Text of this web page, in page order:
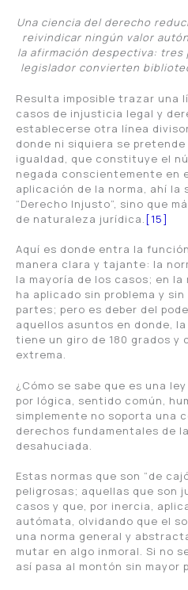
Una ciencia del derecho
reivindicar ningún valor
la afirmación despectiva:
legislador convierten
Resulta imposible trazar una
casos de injusticia legal y
establecerse otra línea
donde ni siquiera se
igualdad, que constituye el
negada conscientemente en
aplicación de la norma, ahí la
“Derecho Injusto”, sino que
de naturaleza jurídica. [15]
Aquí es donde entra la
manera clara y tajante: la
la mayoría de los casos; en
ha aplicado sin problema y
partes; pero es deber del
aquellos asuntos en donde,
tiene un giro de 180 grados y
extrema.
¿Cómo se sabe que es una
por lógica, sentido común,
simplemente no soporta una
derechos fundamentales de
desahuciada.
Estas normas que son “de
peligrosas; aquellas que son
casos y que, por inercia,
autómata, olvidando que el
una norma general y
mutar en algo inmoral. Si no
así pasa al montón sin mayor